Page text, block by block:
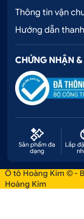
Thông tin vận
Hướng dẫn
CHỨNG NHẬN
Sản phẩm đa
dạng
Lắp
Ô tô Hoàng Kim © -
Hoàng Kim